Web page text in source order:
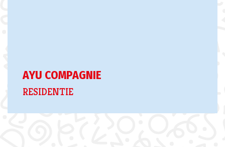
AYU COMPAGNIE
RESIDENTIE